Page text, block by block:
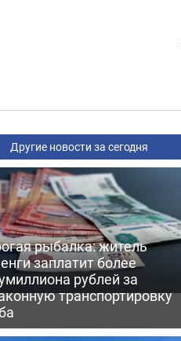
Другие новости за сегодня
рыбалка: житель
заплатит более
рублей за
транспортировку